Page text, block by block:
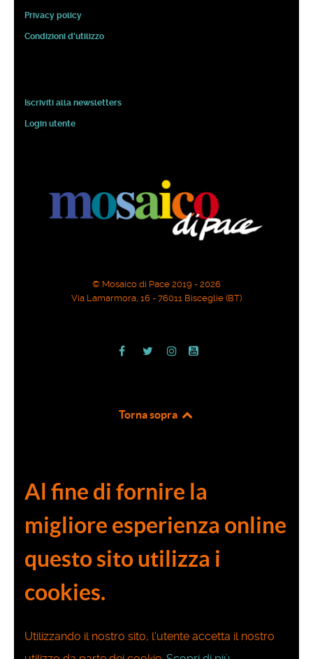
Privacy policy
Condizioni d'utilizzo
Iscriviti alla newsletters
Login utente
© Mosaico di Pace 2019 - 2026
Via Lamarmora, 16 - 76011 Bisceglie (BT)
Torna sopra
Al fine di fornire la
migliore esperienza online
questo sito utilizza i
cookies.
Utilizzando il nostro sito, l'utente accetta il nostro